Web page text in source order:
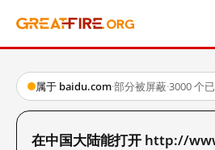
属于 baidu.com·部分被屏蔽·3000 个
在中国大陆能打开 http://